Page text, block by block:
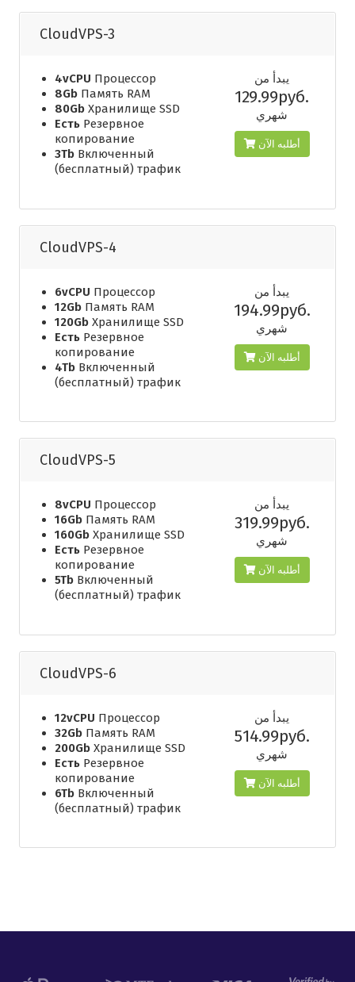
CloudVPS-3
4vCPU Процессор
8Gb Память RAM
80Gb Хранилище SSD
Есть Резервное
копирование
3Tb Включенный
(бесплатный) трафик
يبدأ من
129.99руб.
شهري
أطلبه الآن
CloudVPS-4
6vCPU Процессор
12Gb Память RAM
120Gb Хранилище SSD
Есть Резервное
копирование
4Tb Включенный
(бесплатный) трафик
يبدأ من
194.99руб.
شهري
أطلبه الآن
CloudVPS-5
8vCPU Процессор
16Gb Память RAM
160Gb Хранилище SSD
Есть Резервное
копирование
5Tb Включенный
(бесплатный) трафик
يبدأ من
319.99руб.
شهري
أطلبه الآن
CloudVPS-6
12vCPU Процессор
32Gb Память RAM
200Gb Хранилище SSD
Есть Резервное
копирование
6Tb Включенный
(бесплатный) трафик
يبدأ من
514.99руб.
شهري
أطلبه الآن